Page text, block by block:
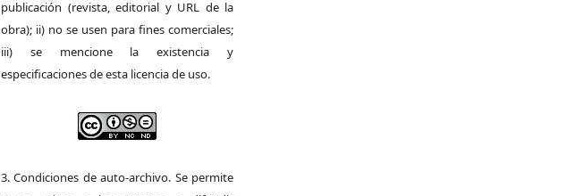
publicación (revista, editorial y URL de la
obra); ii) no se usen para fines comerciales;
iii) se mencione la existencia y
especificaciones de esta licencia de uso.
3. Condiciones de auto-archivo. Se permite